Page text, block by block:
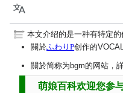
语言
本文介绍的是一种有特定的
關於ふわりP创作的
關於简称为bgm的网站，
萌娘百科欢迎您参